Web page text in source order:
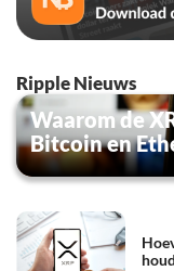
Ripple Nieuws
Waarom de
Bitcoin en